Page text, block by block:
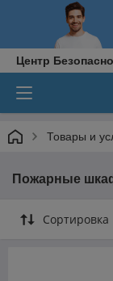
Центр
Товары и
Пожарные
Сортировка